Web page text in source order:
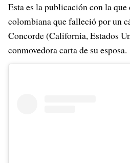
Esta es la publicación con la que
colombiana que falleció por un
Concorde (California, Estados
conmovedora carta de su esposa.